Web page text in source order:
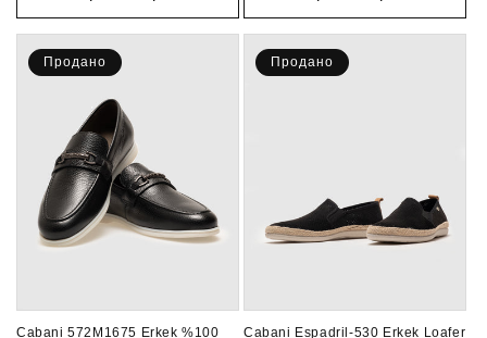
Продано
Cabani 572M1675 Erkek %100
Продано
Cabani Espadril-530 Erkek Loafer